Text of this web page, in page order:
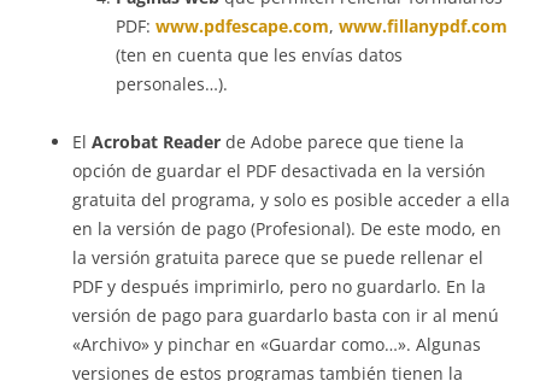
PDF: www.pdfescape.com, www.fillanypdf.com
(ten en cuenta que les envías datos
personales…).
El Acrobat Reader de Adobe parece que tiene la
opción de guardar el PDF desactivada en la versión
gratuita del programa, y solo es posible acceder a ella
en la versión de pago (Profesional). De este modo, en
la versión gratuita parece que se puede rellenar el
PDF y después imprimirlo, pero no guardarlo. En la
versión de pago para guardarlo basta con ir al menú
«Archivo» y pinchar en «Guardar como…». Algunas
versiones de estos programas también tienen la